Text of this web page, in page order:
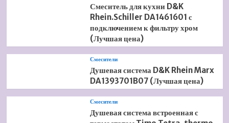
Смеситель для кухни D&K
Rhein.Schiller DA1461601 с
подключением к фильтру хром
(Лучшая цена)
Смесители
Душевая система D&K Rhein Marx
DA1393701B07 (Лучшая цена)
Смесители
Душевая система встроенная с